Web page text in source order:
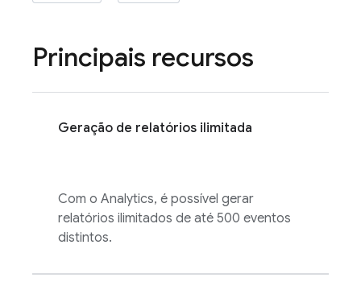
Principais recursos
Geração de relatórios ilimitada
Com o Analytics, é possível gerar
relatórios ilimitados de até 500 eventos
distintos.